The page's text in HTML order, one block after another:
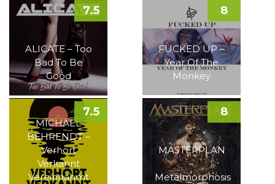
ALICATE – Too
Bad To Be
Good
7.5
FUCKED UP –
Year Of The
Monkey
8
MICHAEL
BEHRENDT –
Verhört
Verkannt
Vereinnahmt
7.5
MASTERPLAN
–
Metalmorphosis
8